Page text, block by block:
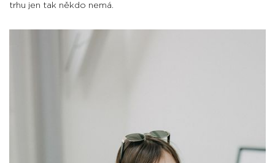
trhu jen tak někdo nemá.